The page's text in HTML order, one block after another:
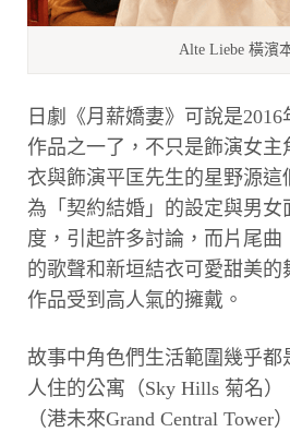
Alte Liebe 橫濱
日劇《月薪嬌妻》可說是
作品之一了，不只是飾演女主
衣與飾演平匡先生的星野源這
為「契約結婚」的設定與男女
度，引起許多討論，而片尾曲
的歌聲和新垣結衣可愛甜美
作品受到高人氣的擁戴。
故事中角色們生活範圍幾乎都
人住的公寓（Sky Hills 菊名
（港未來Grand Central